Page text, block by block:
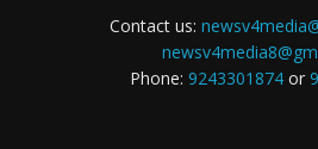
Contact us:
Phone: 9243301874or